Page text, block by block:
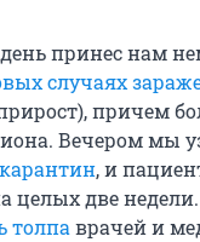
принес нам
случаях
причем
Вечером мы
, и
целых две
толпа врачей и